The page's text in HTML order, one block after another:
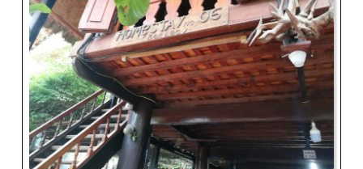
Thu
Hoà